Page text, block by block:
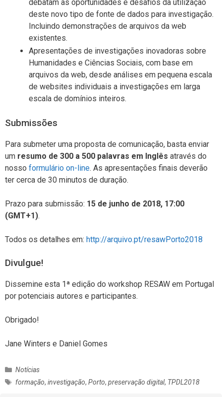
debatam as oportunidades e desafios da utilização
deste novo tipo de fonte de dados para investigação.
Incluindo demonstrações de arquivos da web
existentes.
Apresentações de investigações inovadoras sobre
Humanidades e Ciências Sociais, com base em
arquivos da web, desde análises em pequena escala
de websites individuais a investigações em larga
escala de domínios inteiros.
Submissões
Para submeter uma proposta de comunicação, basta enviar
um resumo de 300 a 500 palavras em Inglês através do
nosso formulário on-line. As apresentações finais deverão
ter cerca de 30 minutos de duração.
Prazo para submissão: 15 de junho de 2018, 17:00
(GMT+1).
Todos os detalhes em: http://arquivo.pt/resawPorto2018
Divulgue!
Dissemine esta 1ª edição do workshop RESAW em Portugal
por potenciais autores e participantes.
Obrigado!
Jane Winters e Daniel Gomes
C
a
Notícias
E
formação,investigação,Porto,preservação digital, TPDL2018